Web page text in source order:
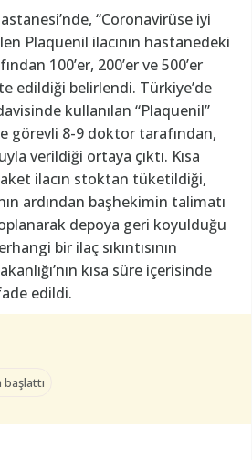
“Coronavirüse iyi
Plaquenil ilacının hastanedeki
100’er, 200’er ve 500’er
edildiği belirlendi. Türkiye’de
kullanılan “Plaquenil”
görevli 8-9 doktor tarafından,
verildiği ortaya çıktı. Kısa
ilacın stoktan tüketildiği,
ardından başhekimin talimatı
depoya geri koyulduğu
bir ilaç sıkıntısının
kısa süre içerisinde
edildi.